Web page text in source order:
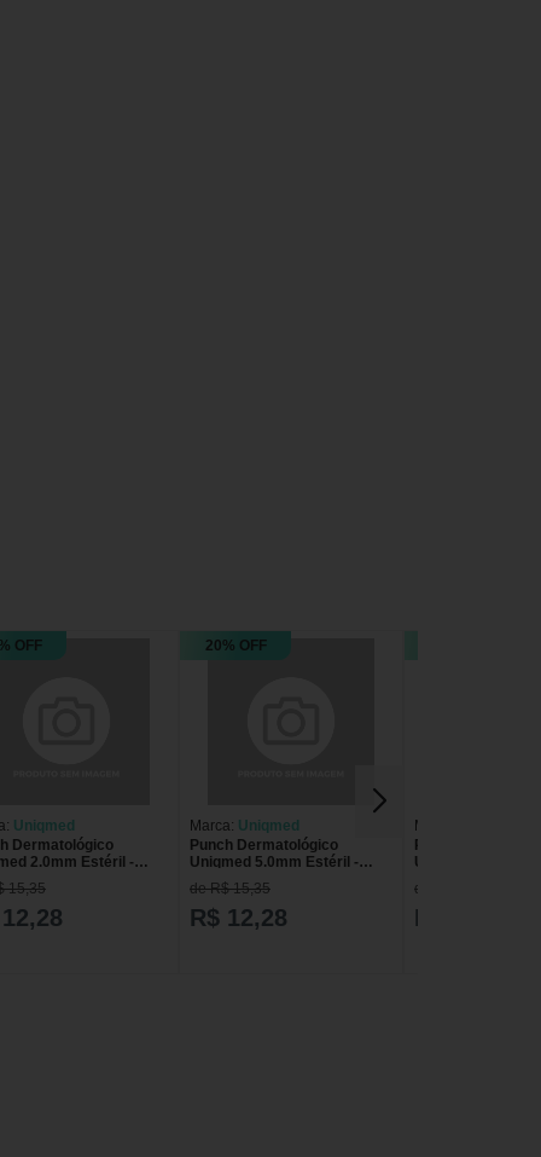
OFF
Uniqmed
Dermatológico
2.0mm Estéril -
15,35
20% OFF
Marca: Uniqmed
Punch Dermatológico
Uniqmed 5.0mm Estéril -
unidade
de R$ 15,35
R$ 12,28
Marca:
Punch
Uniqmed 8.0mm
de R$ 15,35
R$ 12,28